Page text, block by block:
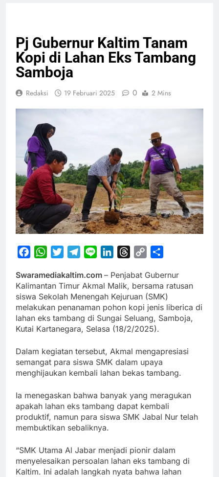
Pj Gubernur Kaltim Tanam
Kopi di Lahan Eks Tambang
Samboja
Redaksi 19 Februari 2025 0 2 Mins
FacebookWhatsApp
TwitterTelegram
Line LinkedInThreads
Copy
Swaramediakaltim.com – Penjabat Gubernur
Kalimantan Timur Akmal Malik, bersama ratusan
siswa Sekolah Menengah Kejuruan (SMK)
melakukan penanaman pohon kopi jenis liberica di
lahan eks tambang di Sungai Seluang, Samboja,
Kutai Kartanegara, Selasa (18/2/2025).
Dalam kegiatan tersebut, Akmal mengapresiasi
semangat para siswa SMK dalam upaya
menghijaukan kembali lahan bekas tambang.
Ia menegaskan bahwa banyak yang meragukan
apakah lahan eks tambang dapat kembali
produktif, namun para siswa SMK Jabal Nur telah
membuktikan sebaliknya.
“SMK Utama Al Jabar menjadi pionir dalam
menyelesaikan persoalan lahan eks tambang di
Kaltim. Ini adalah langkah nyata bahwa lahan